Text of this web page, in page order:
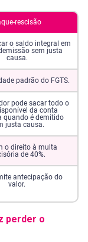
perde
2026?
rescisão
o saldo integral em
sem justa
causa.
padrão do FGTS.
pode sacar todo o
da conta
quando é demitido
justa causa.
o direito à multa
de 40%.
antecipação do
valor.
perder o